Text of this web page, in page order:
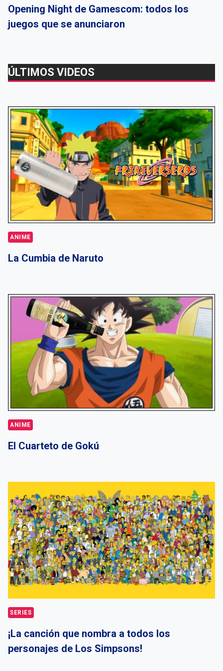
Opening Night de Gamescom: todos los
juegos que se anunciaron
ÚLTIMOS VIDEOS
ANIME
La Cumbia de Naruto
ANIME
El Cuarteto de Gokú
SERIES
¡La canción que nombra a todos los
personajes de Los Simpsons!